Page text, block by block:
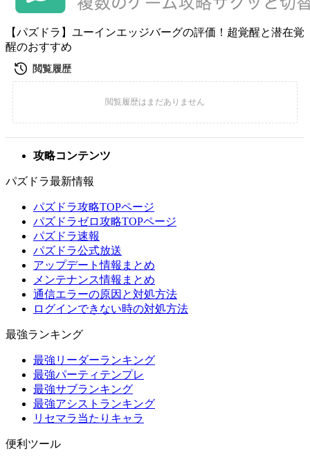
【パズドラ】ユーインエッジバーグの評価！超覚醒と潜在覚
醒のおすすめ
攻略コンテンツ
パズドラ最新情報
パズドラ攻略TOPページ
パズドラゼロ攻略TOPページ
パズドラ速報
パズドラ公式放送
アップデート情報まとめ
メンテナンス情報まとめ
通信エラーの原因と対処方法
ログインできない時の対処方法
最強ランキング
最強リーダーランキング
最強パーティテンプレ
最強サブランキング
最強アシストランキング
リセマラ当たりキャラ
便利ツール